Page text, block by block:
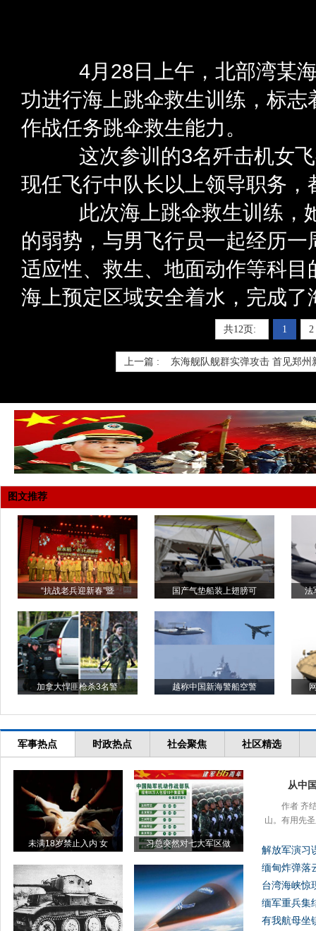
4月28日上午，北部湾某海
功进行海上跳伞救生训练，标
作战任务跳伞救生能力。
这次参训的3名歼击机女飞
现任飞行中队长以上领导职务
此次海上跳伞救生训练，
的弱势，与男飞行员一起经历
适应性、救生、地面动作等科
海上预定区域安全着水，完成
共12页: 1 2
上一篇 : 东海舰队舰群实弹攻击 首见郑州
图文推荐
“抗战老兵迎新春”暨 国产气垫船装上翅膀可 法
加拿大悍匪枪杀3名警 越称中国新海警船空警
军事热点 时政热点 社会聚焦 社区精选
未满18岁禁止入内 女 习总突然对七大军区做
从中
作者 齐
山。有用先
解放军演习
缅甸炸弹落
台湾海峡惊
缅军重兵集
有我航母坐